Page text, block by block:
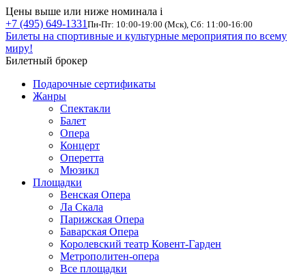
Цены выше или ниже номинала i
+7 (495) 649-1331 Пн-Пт: 10:00-19:00 (Мск), Сб: 11:00-16:00
Билеты на спортивные и культурные мероприятия по всему
миру!
Билетный брокер
Подарочные сертификаты
Жанры
Спектакли
Балет
Опера
Концерт
Оперетта
Мюзикл
Площадки
Венская Опера
Ла Скала
Парижская Опера
Баварская Опера
Королевский театр Ковент-Гарден
Метрополитен-опера
Все площадки